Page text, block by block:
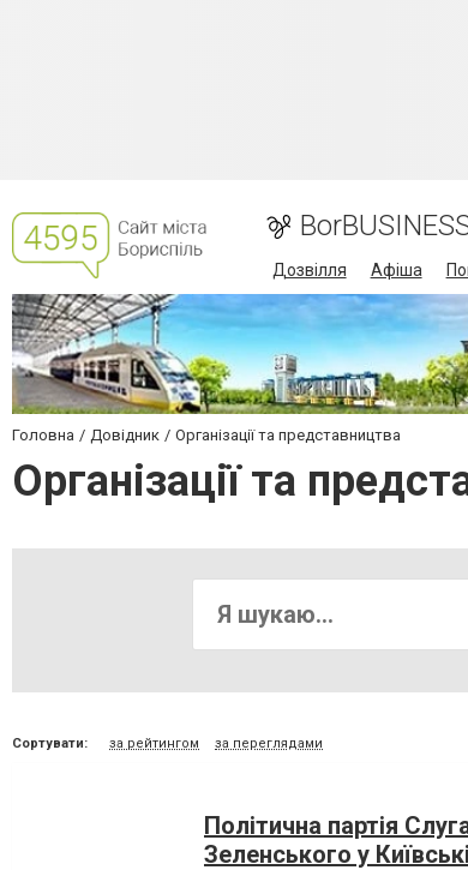
Дозвілля Афіша
Головна Довідник Організації та представництва
Організації та
Сортувати: за рейтингом за переглядами
Політична партія
Зеленського у